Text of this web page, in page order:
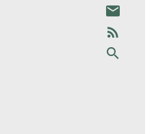
email
rss_feed
search